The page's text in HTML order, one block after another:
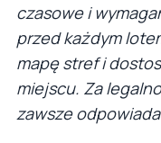
czasowe i
przed każdym
mapę stref i
miejscu. Za
zawsze